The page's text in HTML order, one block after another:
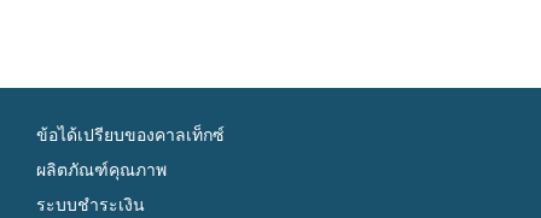
ข้อได้เปรียบของคาลเท็กซ์
ผลิตภัณฑ์คุณภาพ
ระบบชำระเงิน